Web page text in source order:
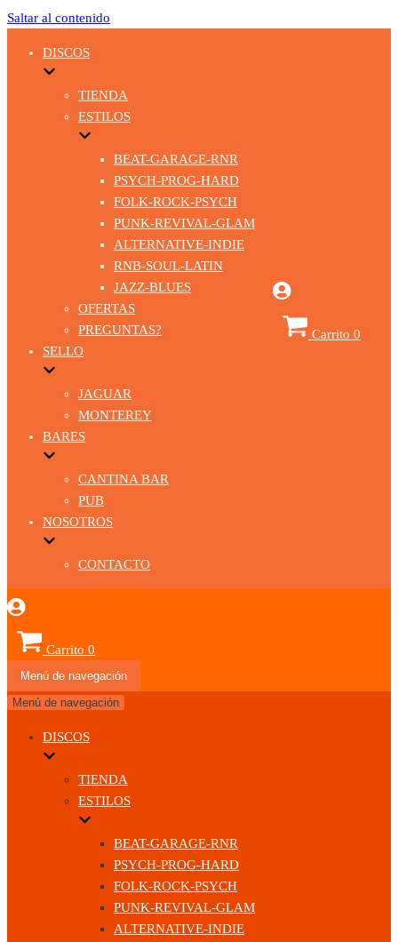
Saltar al contenido
DISCOS
TIENDA
ESTILOS
BEAT-GARAGE-RNR
PSYCH-PROG-HARD
FOLK-ROCK-PSYCH
PUNK-REVIVAL-GLAM
ALTERNATIVE-INDIE
RNB-SOUL-LATIN
JAZZ-BLUES
OFERTAS
PREGUNTAS?
SELLO
JAGUAR
MONTEREY
BARES
CANTINA BAR
PUB
NOSOTROS
CONTACTO
Carrito 0
Carrito 0
Menú de navegación
Menú de navegación
DISCOS
TIENDA
ESTILOS
BEAT-GARAGE-RNR
PSYCH-PROG-HARD
FOLK-ROCK-PSYCH
PUNK-REVIVAL-GLAM
ALTERNATIVE-INDIE